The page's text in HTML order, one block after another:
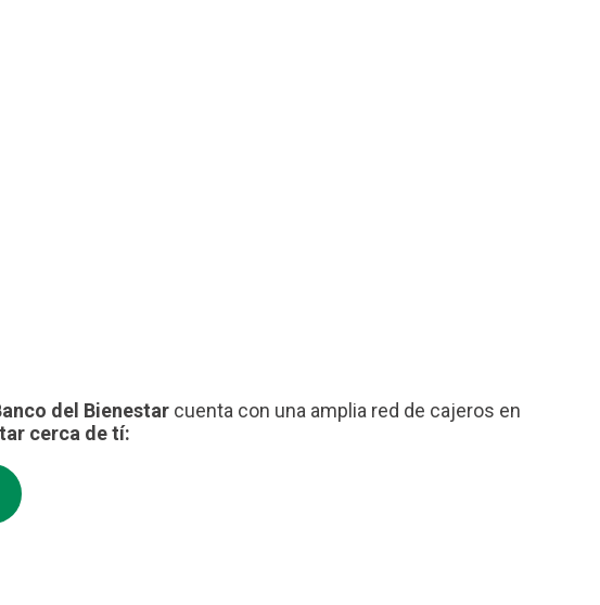
del Bienestar cuenta con una amplia red de cajeros en
cerca de tí: